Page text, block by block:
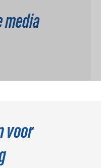
media
voor